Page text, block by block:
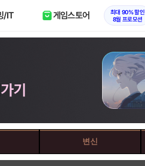
/IT 게임스토어
최대 90% 할인
8월 프로모션
변신